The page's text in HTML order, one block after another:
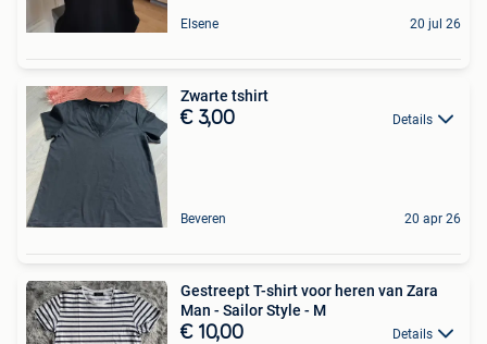
Elsene 20 jul 26
Zwarte tshirt
€ 3,00 Details
Beveren 20 apr 26
Gestreept T-shirt voor heren van Zara
Man - Sailor Style - M
€ 10,00 Details